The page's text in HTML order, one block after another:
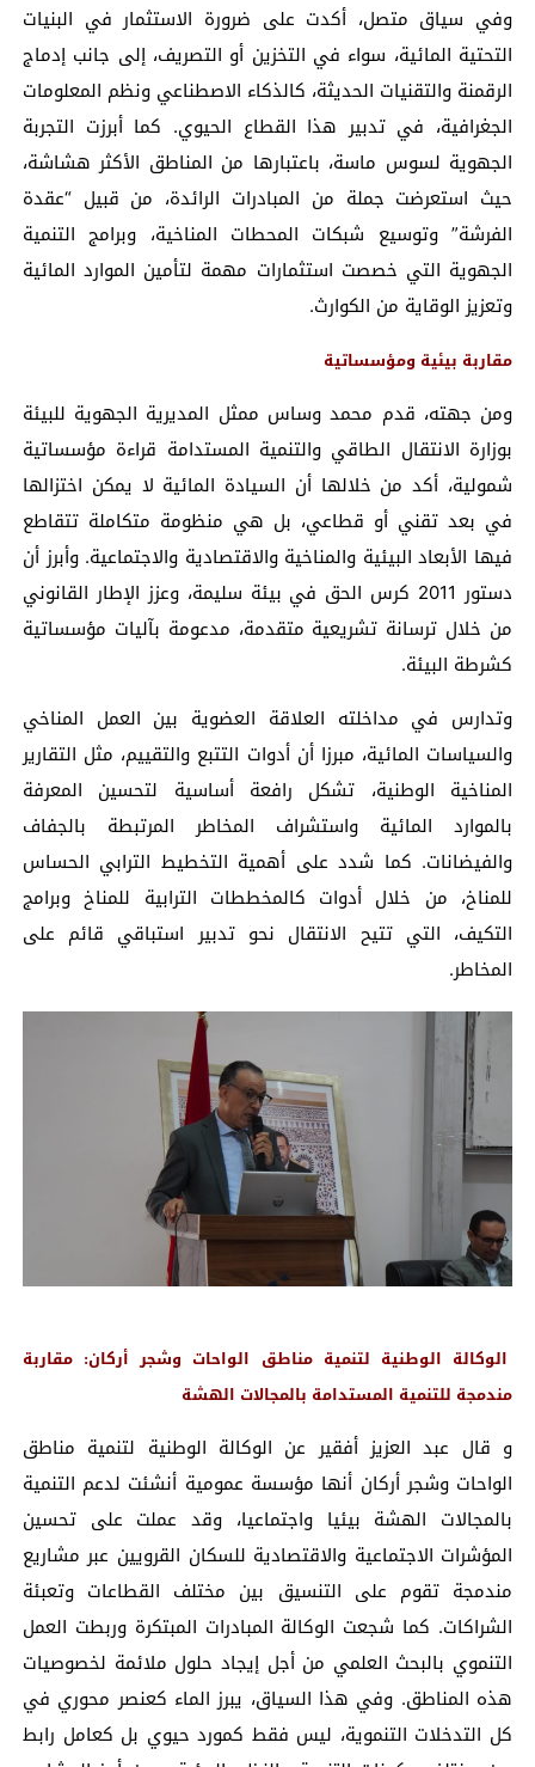
وفي سياق متصل، أكدت على ضرورة الاستثمار في البنيات
التحتية المائية، سواء في التخزين أو التصريف، إلى جانب إدماج
الرقمنة والتقنيات الحديثة، كالذكاء الاصطناعي ونظم المعلومات
الجغرافية، في تدبير هذا القطاع الحيوي. كما أبرزت التجربة
الجهوية لسوس ماسة، باعتبارها من المناطق الأكثر هشاشة،
حيث استعرضت جملة من المبادرات الرائدة، من قبيل “عقدة
الفرشة” وتوسيع شبكات المحطات المناخية، وبرامج التنمية
الجهوية التي خصصت استثمارات مهمة لتأمين الموارد المائية
وتعزيز الوقاية من الكوارث.
مقاربة بيئية ومؤسساتية
ومن جهته، قدم محمد وساس ممثل المديرية الجهوية للبيئة
بوزارة الانتقال الطاقي والتنمية المستدامة قراءة مؤسساتية
شمولية، أكد من خلالها أن السيادة المائية لا يمكن اختزالها
في بعد تقني أو قطاعي، بل هي منظومة متكاملة تتقاطع
فيها الأبعاد البيئية والمناخية والاقتصادية والاجتماعية. وأبرز أن
دستور 2011 كرس الحق في بيئة سليمة، وعزز الإطار القانوني
من خلال ترسانة تشريعية متقدمة، مدعومة بآليات مؤسساتية
كشرطة البيئة.
وتدارس في مداخلته العلاقة العضوية بين العمل المناخي
والسياسات المائية، مبرزا أن أدوات التتبع والتقييم، مثل التقارير
المناخية الوطنية، تشكل رافعة أساسية لتحسين المعرفة
بالموارد المائية واستشراف المخاطر المرتبطة بالجفاف
والفيضانات. كما شدد على أهمية التخطيط الترابي الحساس
للمناخ، من خلال أدوات كالمخططات الترابية للمناخ وبرامج
التكيف، التي تتيح الانتقال نحو تدبير استباقي قائم على
المخاطر.
الوكالة الوطنية لتنمية مناطق الواحات وشجر أركان: مقاربة
مندمجة للتنمية المستدامة بالمجالات الهشة
و قال عبد العزيز أفقير عن الوكالة الوطنية لتنمية مناطق
الواحات وشجر أركان أنها مؤسسة عمومية أنشئت لدعم التنمية
بالمجالات الهشة بيئيا واجتماعيا، وقد عملت على تحسين
المؤشرات الاجتماعية والاقتصادية للسكان القرويين عبر مشاريع
مندمجة تقوم على التنسيق بين مختلف القطاعات وتعبئة
الشراكات. كما شجعت الوكالة المبادرات المبتكرة وربطت العمل
التنموي بالبحث العلمي من أجل إيجاد حلول ملائمة لخصوصيات
هذه المناطق. وفي هذا السياق، يبرز الماء كعنصر محوري في
كل التدخلات التنموية، ليس فقط كمورد حيوي بل كعامل رابط